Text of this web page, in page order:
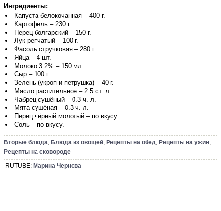
Ингредиенты:
Капуста белокочанная – 400 г.
Картофель – 230 г.
Перец болгарский – 150 г.
Лук репчатый – 100 г.
Фасоль стручковая – 280 г.
Яйца – 4 шт.
Молоко 3.2% – 150 мл.
Сыр – 100 г.
Зелень (укроп и петрушка) – 40 г.
Масло растительное – 2.5 ст. л.
Чабрец сушёный – 0.3 ч. л.
Мята сушёная – 0.3 ч. л.
Перец чёрный молотый – по вкусу.
Соль – по вкусу.
Вторые блюда, Блюда из овощей, Рецепты на обед, Рецепты на ужин,
Рецепты на сковороде
RUTUBE: Марина Чернова